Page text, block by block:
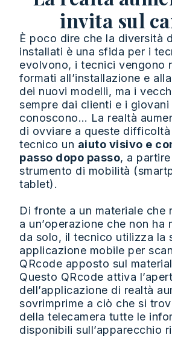
invita sul
È poco dire che la diversità
installati è una sfida per i
evolvono, i tecnici vengono
formati all’installazione e
dei nuovi modelli, ma i
sempre dai clienti e i
conoscono… La realtà
di ovviare a queste
tecnico un aiuto visivo e
passo dopo passo, a
strumento di mobilità
tablet).
Di fronte a un materiale che
a un’operazione che non ha
da solo, il tecnico utilizza la
applicazione mobile per
QRcode apposto sul
Questo QRcode attiva
dell’applicazione di realtà
sovrimprime a ciò che si
della telecamera tutte le
disponibili sull’apparecchio